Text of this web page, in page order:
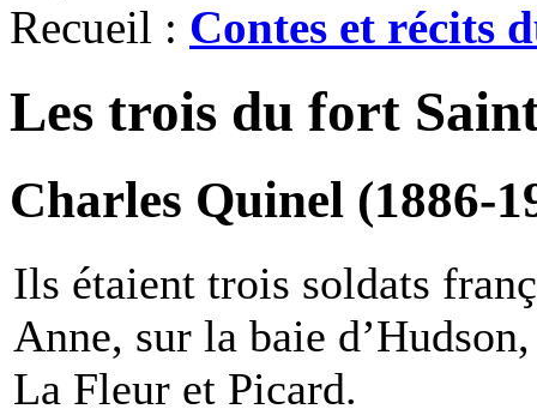
Recueil : Contes et récits
Les trois du fort
Charles Quinel (1886-
Ils étaient trois soldats
Anne, sur la baie
La Fleur et Picard.